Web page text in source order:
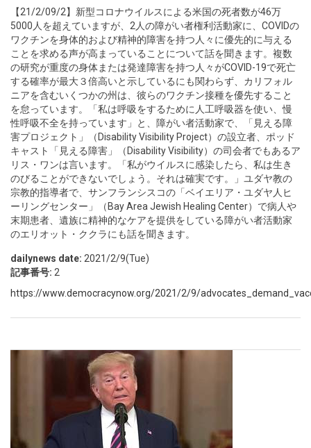
【21/2/09/2】新型コロナウイルスによる米国の死者数が46万
5000人を超えていますが、2人の障がい者権利活動家に、COVIDの
ワクチンを身体的および精神的障害を持つ人々に優先的に与える
ことを求める声が高まっていることについて話を聞きます。複数
の研究が重度の身体または発達障害を持つ人々がCOVID-19で死亡
する確率が最大３倍高いと示しているにも関わらず、カリフォル
ニアを含むいくつかの州は、彼らのワクチン接種を優先すること
を怠っています。「私は呼吸をするために人工呼吸器を使い、慢
性呼吸不全を持っています」と、障がい者活動家で、「見える障
害プロジェクト」（Disability Visibility Project）の設立者、ポッド
キャスト「見える障害」（Disability Visibility）の司会者でもあるア
リス・ワンは言います。「私がウイルスに感染したら、私は生き
のびることができないでしょう。それは確実です。」ユダヤ教の
宗教的指導者で、サンフランシスコの「ベイエリア・ユダヤ人ヒ
ーリングセンター」（Bay Area Jewish Healing Center）で病人や
末期患者、遺族に精神的なケアを提供をしている障がい者活動家
のエリオット・ククラにも話を聞きます。
dailynews date: 2021/2/9(Tue)
記事番号: 2
https://www.democracynow.org/2021/2/9/